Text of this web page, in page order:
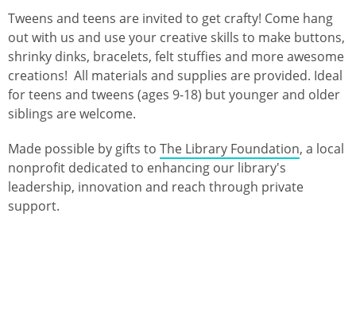
Tweens and teens are invited to get crafty! Come hang
out with us and use your creative skills to make buttons,
shrinky dinks, bracelets, felt stuffies and more awesome
creations! All materials and supplies are provided. Ideal
for teens and tweens (ages 9-18) but younger and older
siblings are welcome.
Made possible by gifts to The Library Foundation, a local
nonprofit dedicated to enhancing our library's
leadership, innovation and reach through private
support.